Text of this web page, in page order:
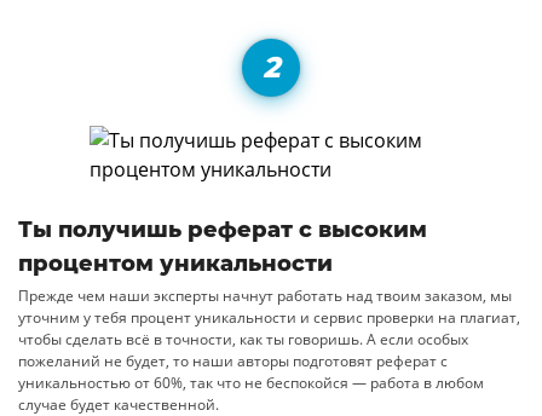
Ты получишь реферат с высоким
процентом уникальности
Прежде чем наши эксперты начнут работать над твоим заказом, мы
уточним у тебя процент уникальности и сервис проверки на плагиат,
чтобы сделать всё в точности, как ты говоришь. А если особых
пожеланий не будет, то наши авторы подготовят реферат с
уникальностью от 60%, так что не беспокойся — работа в любом
случае будет качественной.